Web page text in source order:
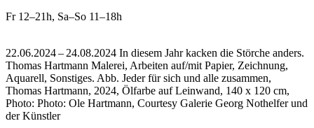
Fr 12–21h, Sa–So 11–18h
22.06.2024 – 24.08.2024 In diesem Jahr kacken die Störche anders.
Thomas Hartmann Malerei, Arbeiten auf/mit Papier, Zeichnung,
Aquarell, Sonstiges. Abb. Jeder für sich und alle zusammen,
Thomas Hartmann, 2024, Ölfarbe auf Leinwand, 140 x 120 cm,
Photo: Photo: Ole Hartmann, Courtesy Galerie Georg Nothelfer und
der Künstler